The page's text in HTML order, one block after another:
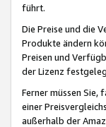
führt.
Die Preise und die
Produkte ändern
Preisen und
der Lizenz
Ferner müssen Sie,
einer
außerhalb der